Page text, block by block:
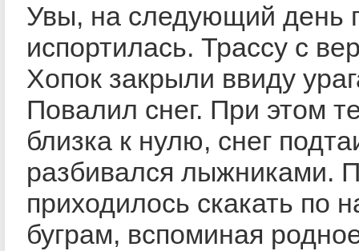
Увы, на следующий день
испортилась. Трассу с
Хопок закрыли ввиду
Повалил снег. При этом
близка к нулю, снег
разбивался лыжниками.
приходилось скакать по
буграм, вспоминая